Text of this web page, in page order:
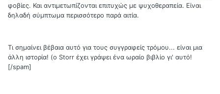
φοβίες. Και αντιμετωπίζονται επιτυχώς με ψυχοθεραπεία. Είναι
δηλαδή σύμπτωμα περισσότερο παρά αιτία.
Τι σημαίνει βέβαια αυτό για τους συγγραφείς τρόμου... είναι μια
άλλη ιστορία! (ο Storr έχει γράψει ένα ωραίο βιβλίο γι' αυτό!
[/spam]